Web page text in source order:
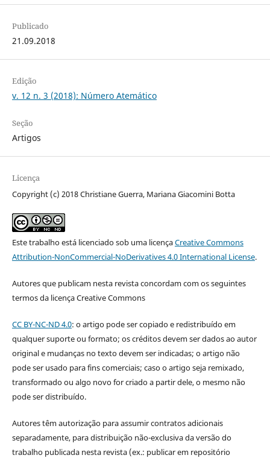
Publicado
21.09.2018
Edição
v. 12 n. 3 (2018): Número Atemático
Seção
Artigos
Licença
Copyright (c) 2018 Christiane Guerra, Mariana Giacomini Botta
Este trabalho está licenciado sob uma licençaCreative Commons
Attribution-NonCommercial-NoDerivatives 4.0 International License.
Autores que publicam nesta revista concordam com os seguintes
termos da licença Creative Commons
CC BY-NC-ND 4.0: o artigo pode ser copiado e redistribuído em
qualquer suporte ou formato; os créditos devem ser dados ao autor
original e mudanças no texto devem ser indicadas; o artigo não
pode ser usado para fins comerciais; caso o artigo seja remixado,
transformado ou algo novo for criado a partir dele, o mesmo não
pode ser distribuído.
Autores têm autorização para assumir contratos adicionais
separadamente, para distribuição não-exclusiva da versão do
trabalho publicada nesta revista (ex.: publicar em repositório